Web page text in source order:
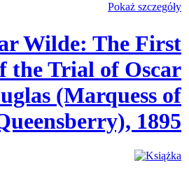
Pokaż szczegόły
Wilde: The First
the Trial of Oscar
(Marquess of
1895